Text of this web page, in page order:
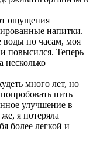
ощущения
напитки.
воды по часам, моя
повысился. Теперь
несколько
много лет, но
пить
улучшение в
я потеряла
более легкой и